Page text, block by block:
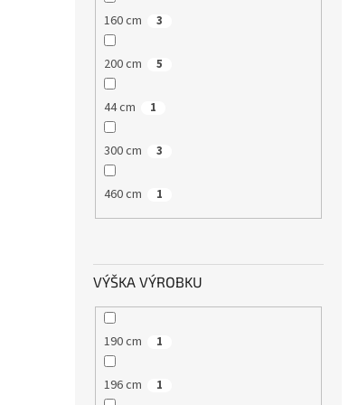
160 cm 3
200 cm 5
44 cm 1
300 cm 3
460 cm 1
VÝŠKA VÝROBKU
190 cm 1
196 cm 1